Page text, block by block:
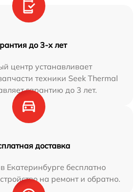
до 3-х лет
центр устанавливает
техники Seek Thermal
гарантию до 3 лет.
доставка
Екатеринбурге бесплатно
на ремонт и обратно.